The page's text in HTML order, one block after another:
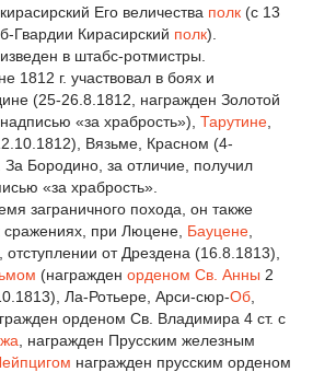
Его величества полк (с 13
Гвардии Кирасирский полк).
в штабс-ротмистры.
1812 г. участвовал в боях и
(25-26.8.1812, награжден Золотой
«за храбрость»), Тарутине
Вязьме, Красном (4-
Бородино, за отличие, получил
«за храбрость».
заграничного похода, он также
сражениях, при Люцене, Бауцене
отступлении от Дрездена (16.8.1813),
(награжден орденом Св. Анны 2
Ла-Ротьере, Арси-сюр-Об
орденом Св. Владимира 4 ст. с
, награжден Прусским железным
награжден прусским орденом